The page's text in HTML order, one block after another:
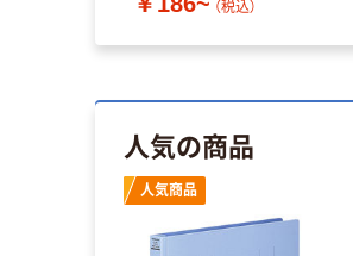
（税込）
人気の商品
人気商品